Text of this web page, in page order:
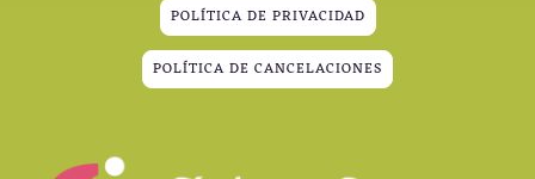
POLÍTICA DE PRIVACIDAD
POLÍTICA DE CANCELACIONES